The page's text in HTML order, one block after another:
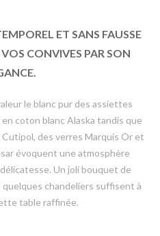
ET SANS FAUSSE
CONVIVES PAR SON
le blanc pur des assiettes
coton blanc Alaska tandis que
des verres Marquis Or et
évoquent une atmosphère
Un joli bouquet de
chandeliers suffisent à
table raffinée.